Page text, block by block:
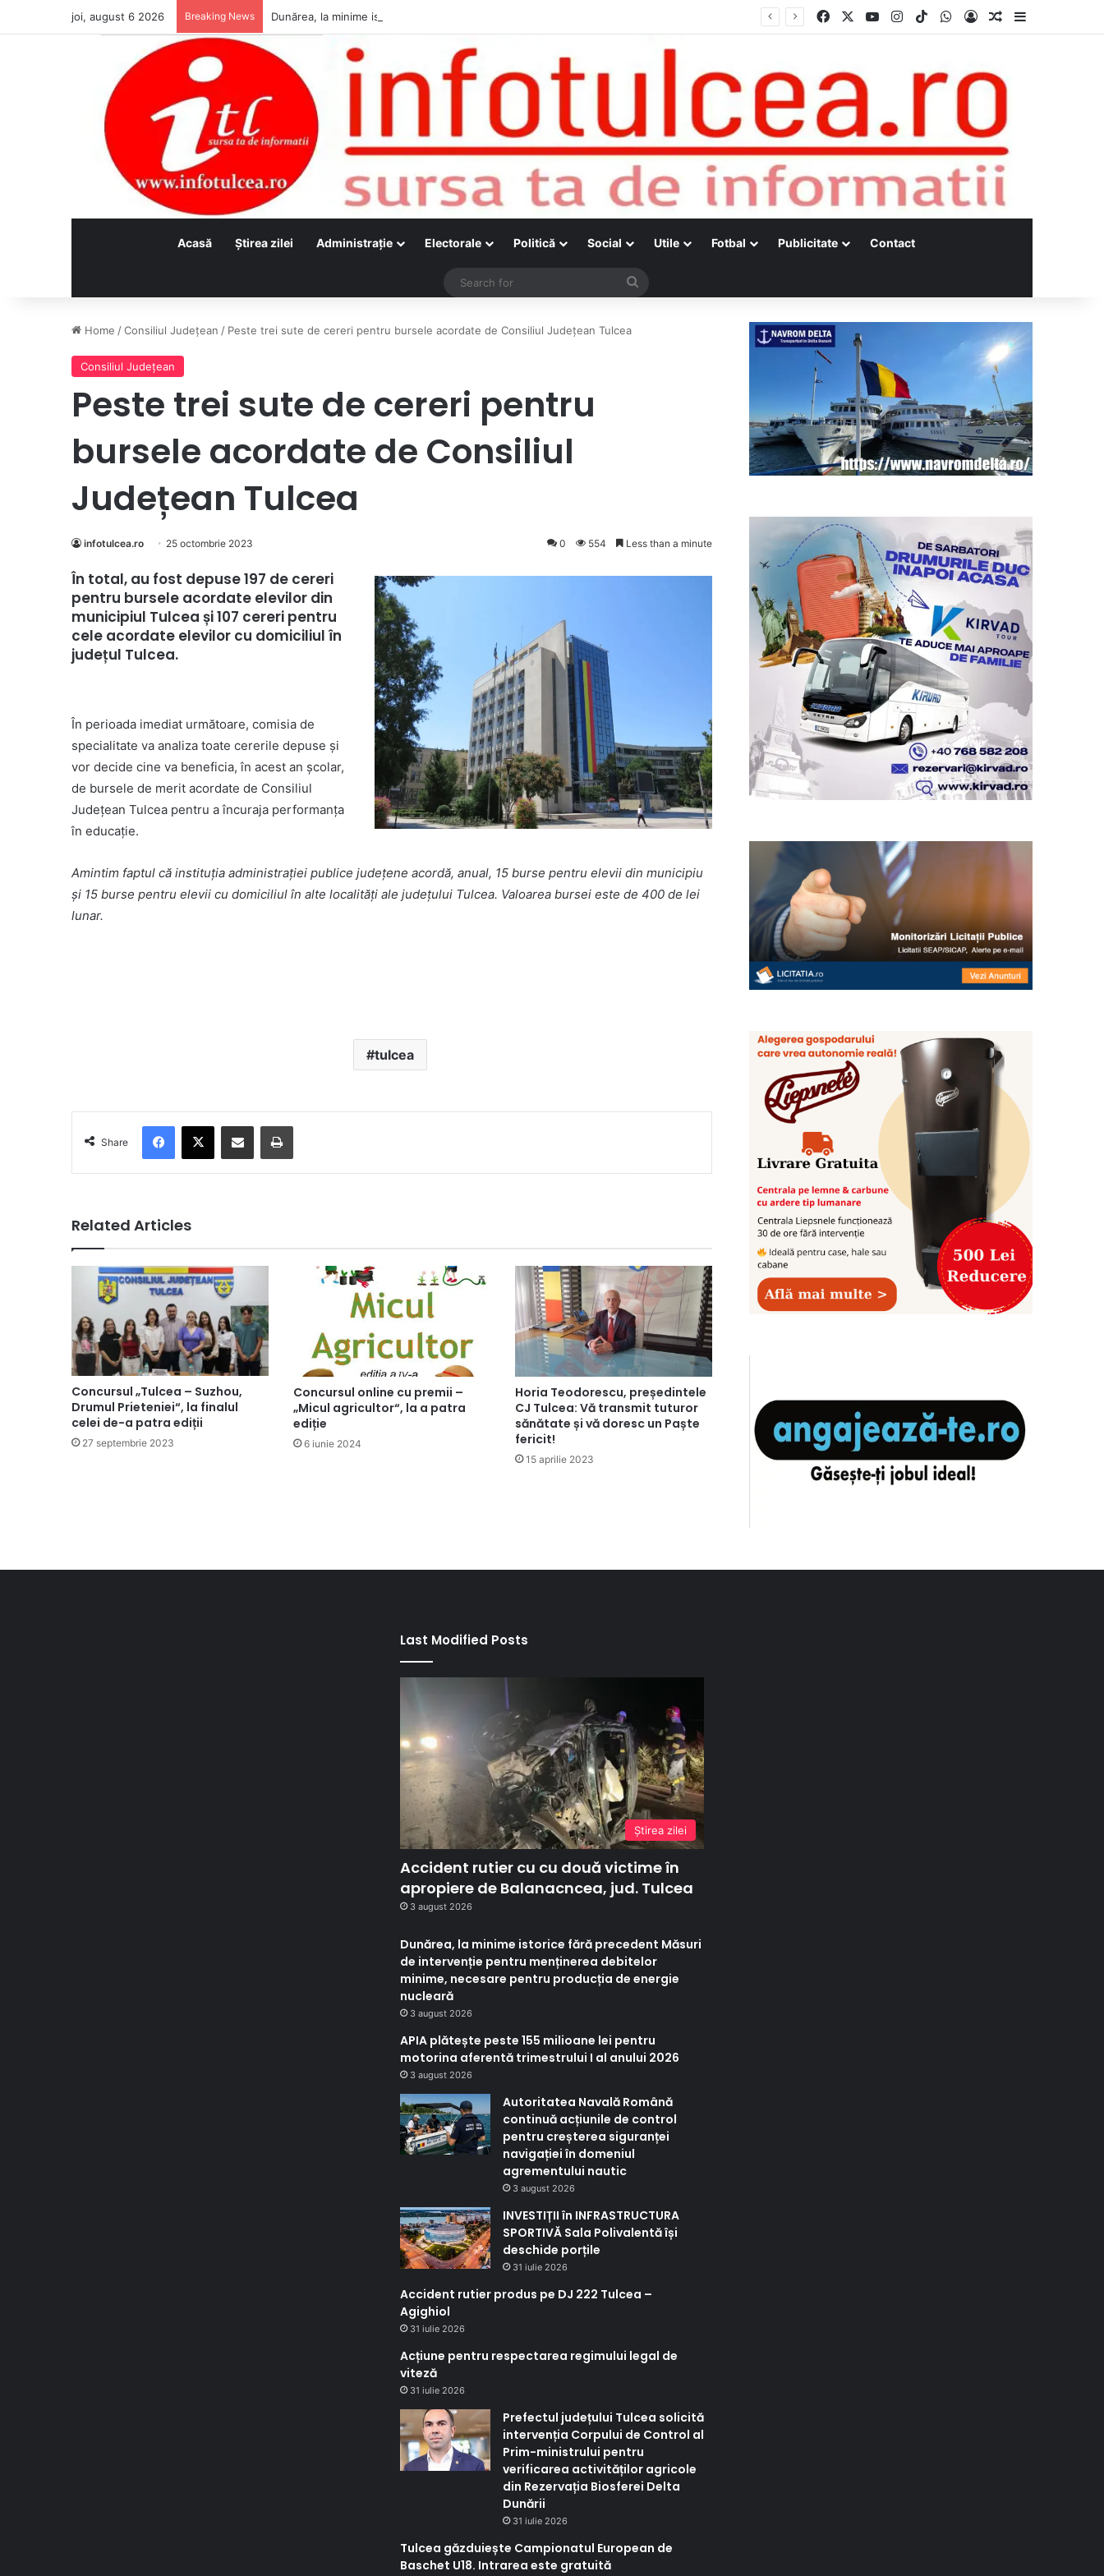
joi, august 6 2026 Breaking News Facebook YouTubeInstagram
TikTokWhatsApp
Log InRandom Article
Acasă Ştirea zilei Administraţie Electorale Politică Social Utile Fotbal Publicitate Contact
Search
Home /Consiliul Judeţean / Peste trei sute de cereri pentru bursele acordate de Consiliul Județean Tulcea
Consiliul Judeţean
Peste trei sute de cereri pentru
bursele acordate de Consiliul
Județean Tulcea
infotulcea.ro 25 octombrie 2023 0 554 Less than a minute
În total, au fost depuse 197 de cereri
pentru bursele acordate elevilor din
municipiul Tulcea și 107 cereri pentru
cele acordate elevilor cu domiciliul în
județul Tulcea.
În perioada imediat următoare, comisia de
specialitate va analiza toate cererile depuse și
vor decide cine va beneficia, în acest an școlar,
de bursele de merit acordate de Consiliul
Județean Tulcea pentru a încuraja performanța
în educație.
Amintim faptul că instituția administrației publice județene acordă, anual, 15 burse pentru elevii din municipiu
și 15 burse pentru elevii cu domiciliul în alte localități ale județului Tulcea. Valoarea bursei este de 400 de lei
lunar.
tulcea
Share
Related Articles
Concursul „Tulcea – Suzhou,
Drumul Prieteniei“, la finalul
celei de-a patra ediții
27 septembrie 2023
Concursul online cu premii –
„Micul agricultor“, la a patra
ediție
6 iunie 2024
Horia Teodorescu, președintele
CJ Tulcea: Vă transmit tuturor
sănătate și vă doresc un Paște
fericit!
15 aprilie 2023
Last Modified Posts
Ştirea zilei
Accident rutier cu cu două victime în
apropiere de Balanacncea, jud. Tulcea
3 august 2026
Dunărea, la minime istorice fără precedent Măsuri
de intervenție pentru menținerea debitelor
minime, necesare pentru producția de energie
nucleară
3 august 2026
APIA plătește peste 155 milioane lei pentru
motorina aferentă trimestrului I al anului 2026
3 august 2026
Autoritatea Navală Română
continuă acțiunile de control
pentru creșterea siguranței
navigației în domeniul
agrementului nautic
3 august 2026
INVESTIȚII în INFRASTRUCTURA
SPORTIVĂ Sala Polivalentă își
deschide porțile
31 iulie 2026
Accident rutier produs pe DJ 222 Tulcea –
Agighiol
31 iulie 2026
Acțiune pentru respectarea regimului legal de
viteză
31 iulie 2026
Prefectul județului Tulcea solicită
intervenția Corpului de Control al
Prim-ministrului pentru
verificarea activităților agricole
din Rezervația Biosferei Delta
Dunării
31 iulie 2026
Tulcea găzduiește Campionatul European de
Baschet U18. Intrarea este gratuită